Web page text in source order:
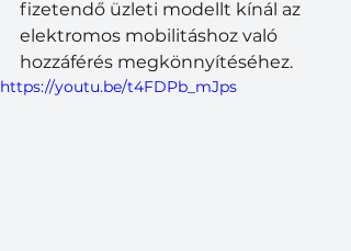
fizetendő üzleti modellt kínál az
elektromos mobilitáshoz való
hozzáférés megkönnyítéséhez.
https://youtu.be/t4FDPb_mJps